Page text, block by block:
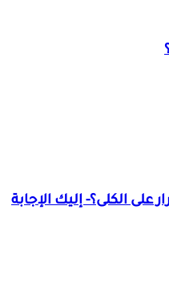
الكلى؟- إليك الإجابة